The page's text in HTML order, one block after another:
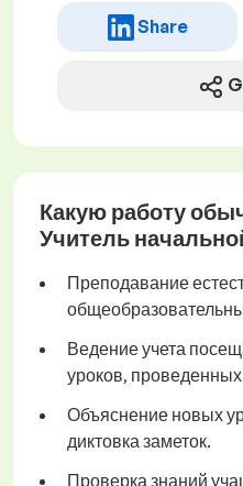
Share
Какую работу
Учитель
Преподавание
Ведение учета
уроков, проведенных
Объяснение новых
диктовка заметок.
Проверка знаний